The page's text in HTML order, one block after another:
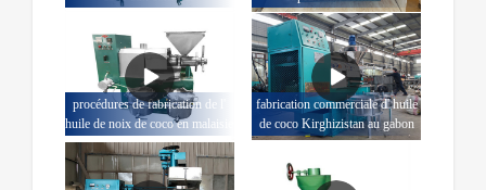
procédures de fabrication de l'
huile de noix de coco en malaisie
fabrication commerciale d' huile
de coco Kirghizistan au gabon